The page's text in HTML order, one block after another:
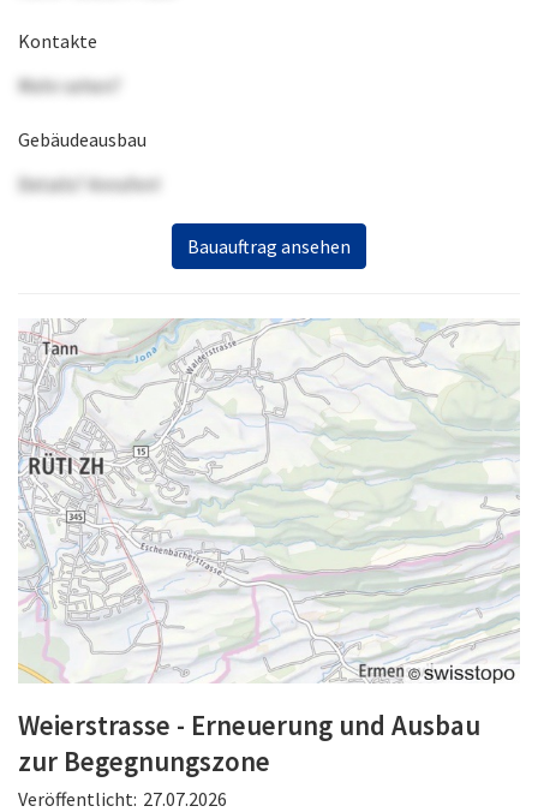
Kontakte
Mehr sehen?
Gebäudeausbau
Details? Anrufen!
Bauauftrag ansehen
Weierstrasse - Erneuerung und Ausbau
zur Begegnungszone
Veröffentlicht: 27.07.2026